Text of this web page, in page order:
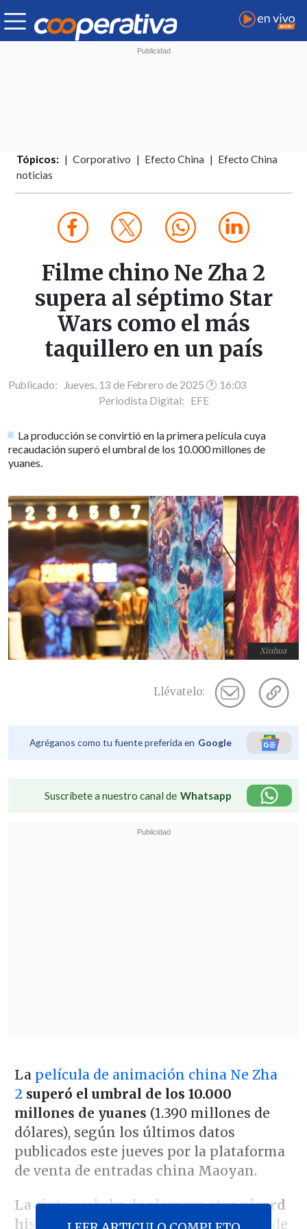
Tópicos: Corporativo Efecto China
Efecto China
noticias
Filme chino Ne Zha 2
supera al séptimo Star
Wars como el más
taquillero en un país
Publicado: Jueves, 13 de Febrero de 2025 🕐 16:03
Periodista Digital: EFE
La producción se convirtió en la primera película cuya
recaudación superó el umbral de los 10.000 millones de
yuanes.
Xinhua
Llévatelo:
Agréganos como tu fuente preferida en Google
Suscríbete a nuestro canal de Whatsapp
La película de animación china Ne Zha
2 superó el umbral de los 10.000
millones de yuanes (1.390 millones de
dólares), según los últimos datos
publicados este jueves por la plataforma
de venta de entradas china Maoyan.
La cinta acababa de alcanzarotro récord
históricotras recaudar 1.046 millones de